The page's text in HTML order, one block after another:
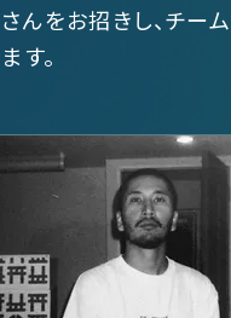
をお招きし、チー
す。